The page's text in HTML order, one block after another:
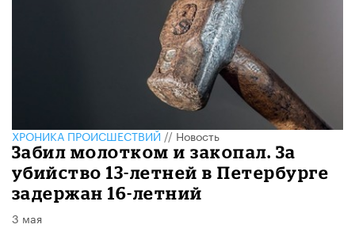
ХРОНИКА ПРОИСШЕСТВИЙ//Новость
Забил молотком и закопал. За
убийство 13-летней в Петербурге
задержан 16-летний
3 мая